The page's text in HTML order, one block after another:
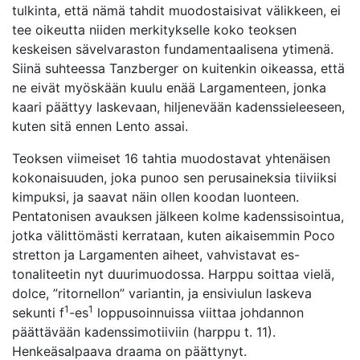
tulkinta, että nämä tahdit muodostaisivat välikkeen, ei
tee oikeutta niiden merkitykselle koko teoksen
keskeisen sävelvaraston fundamentaalisena ytimenä.
Siinä suhteessa Tanzberger on kuitenkin oikeassa, että
ne eivät myöskään kuulu enää Largamenteen, jonka
kaari päättyy laskevaan, hiljenevään kadenssieleeseen,
kuten sitä ennen Lento assai.
Teoksen viimeiset 16 tahtia muodostavat yhtenäisen
kokonaisuuden, joka punoo sen perusaineksia tiiviiksi
kimpuksi, ja saavat näin ollen koodan luonteen.
Pentatonisen avauksen jälkeen kolme kadenssisointua,
jotka välittömästi kerrataan, kuten aikaisemmin Poco
stretton ja Largamenten aiheet, vahvistavat es-
tonaliteetin nyt duurimuodossa. Harppu soittaa vielä,
dolce, ”ritornellon” variantin, ja ensiviulun laskeva
sekunti f1 -es1 loppusoinnuissa viittaa johdannon
päättävään kadenssimotiiviin (harppu t. 11).
Henkeäsalpaava draama on päättynyt.